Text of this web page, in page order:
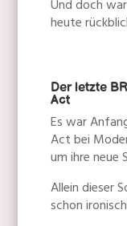
Und doch
heute
Der letzte
Act
Es war
Act bei
um ihre neue
Allein dieser
schon